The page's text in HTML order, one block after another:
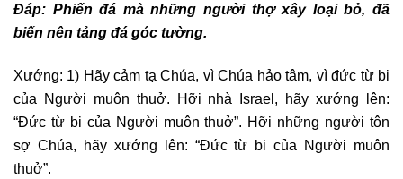
Ðáp: Phiến đá mà những người thợ xây loại bỏ, đã
biến nên tảng đá góc tường.
Xướng: 1) Hãy cảm tạ Chúa, vì Chúa hảo tâm, vì đức từ bi
của Người muôn thuở. Hỡi nhà Israel, hãy xướng lên:
“Ðức từ bi của Người muôn thuở”. Hỡi những người tôn
sợ Chúa, hãy xướng lên: “Ðức từ bi của Người muôn
thuở”.